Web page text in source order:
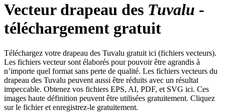
Vecteur drapeau des Tuvalu -
téléchargement gratuit
Téléchargez votre drapeau des Tuvalu gratuit ici (fichiers vecteurs).
Les fichiers vecteur sont élaborés pour pouvoir être agrandis à
n’importe quel format sans perte de qualité. Les fichiers vecteurs du
drapeau des Tuvalu peuvent aussi être réduits avec un résultat
impeccable. Obtenez vos fichiers EPS, AI, PDF, et SVG ici. Ces
images haute définition peuvent être utilisées gratuitement. Cliquez
sur le fichier et enregistrez-le gratuitement.